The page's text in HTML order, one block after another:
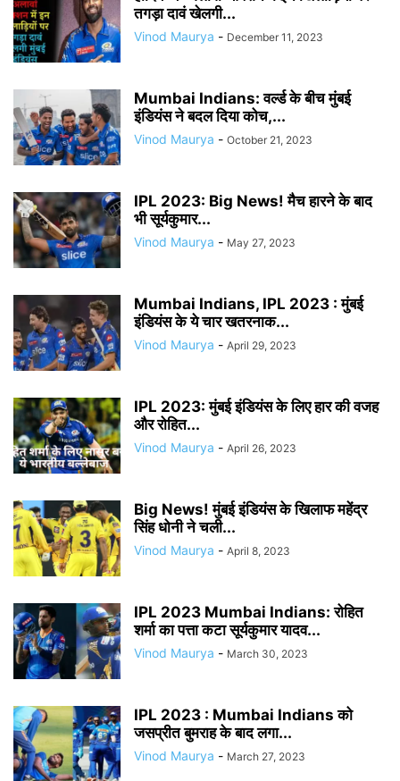
तगड़ा दावं खेलगी...
Vinod Maurya - December 11, 2023
Mumbai Indians: वर्ल्ड के बीच मुंबई
इंडियंस ने बदल दिया कोच,...
Vinod Maurya - October 21, 2023
IPL 2023: Big News! मैच हारने के बाद
भी सूर्यकुमार...
Vinod Maurya - May 27, 2023
Mumbai Indians, IPL 2023 : मुंबई
इंडियंस के ये चार खतरनाक...
Vinod Maurya - April 29, 2023
IPL 2023: मुंबई इंडियंस के लिए हार की वजह
और रोहित...
Vinod Maurya - April 26, 2023
Big News! मुंबई इंडियंस के खिलाफ महेंद्र
सिंह धोनी ने चली...
Vinod Maurya - April 8, 2023
IPL 2023 Mumbai Indians: रोहित
शर्मा का पत्ता कटा सूर्यकुमार यादव...
Vinod Maurya - March 30, 2023
IPL 2023 : Mumbai Indians को
जसप्रीत बुमराह के बाद लगा...
Vinod Maurya - March 27, 2023